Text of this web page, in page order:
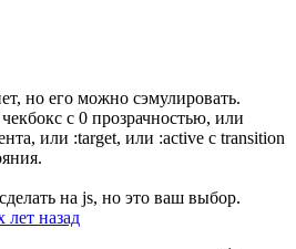
но его можно сэмулировать.
с 0 прозрачностью, или
или :target, или :active c transition
на js, но это ваш выбор.
лет назад